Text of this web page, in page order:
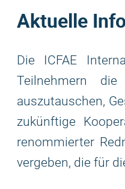
Aktuelle
Die ICFAE
Teilnehmern
auszutauschen,
zukünftige
renommierter
vergeben, die für